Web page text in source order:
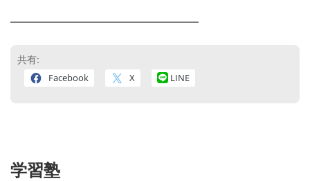
―――――――――――――――――
共有:
Facebook X LINE
学習塾